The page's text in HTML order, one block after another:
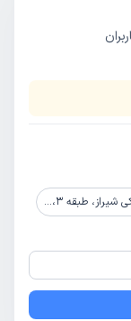
3، واحد 303